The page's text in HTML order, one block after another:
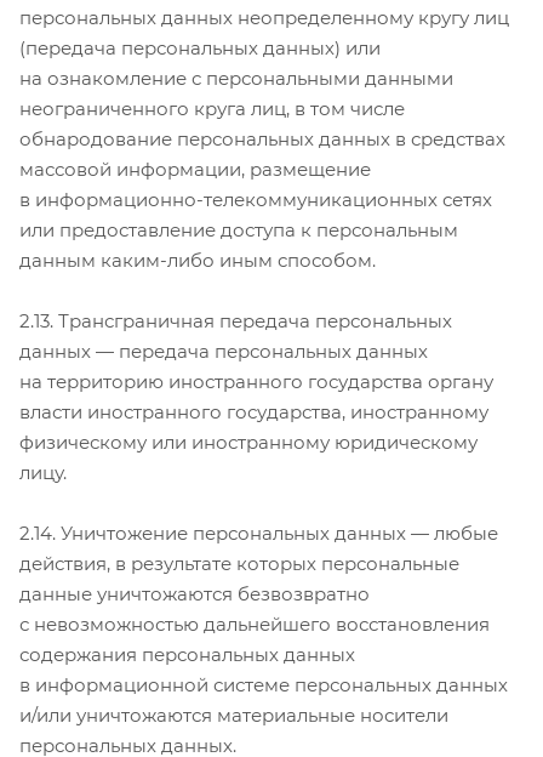
персональных данных неопределенному кругу лиц
(передача персональных данных) или
на ознакомление с персональными данными
неограниченного круга лиц, в том числе
обнародование персональных данных в средствах
массовой информации, размещение
в информационно-телекоммуникационных сетях
или предоставление доступа к персональным
данным каким-либо иным способом.
2.13. Трансграничная передача персональных
данных — передача персональных данных
на территорию иностранного государства органу
власти иностранного государства, иностранному
физическому или иностранному юридическому
лицу.
2.14. Уничтожение персональных данных — любые
действия, в результате которых персональные
данные уничтожаются безвозвратно
с невозможностью дальнейшего восстановления
содержания персональных данных
в информационной системе персональных данных
и/или уничтожаются материальные носители
персональных данных.